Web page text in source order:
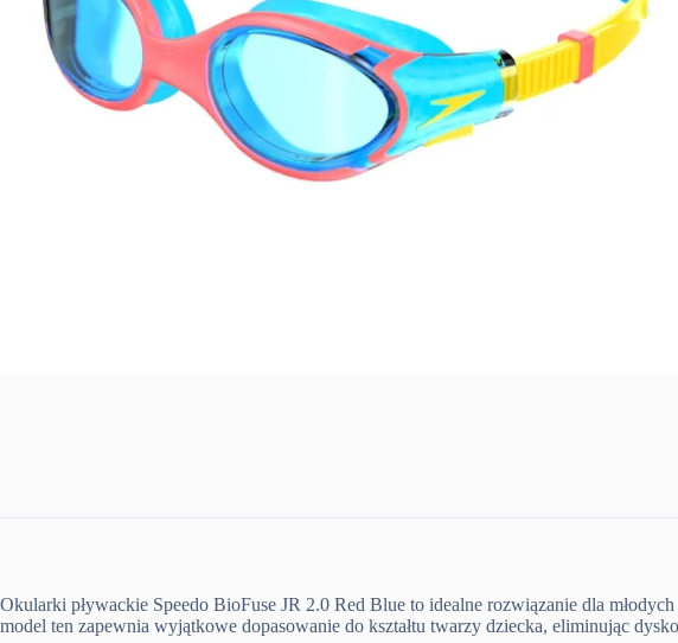
Okularki pływackie Speedo BioFuse JR 2.0 Red Blue to idealne rozwiązanie dla
model ten zapewnia wyjątkowe dopasowanie do kształtu twarzy dziecka, eliminując